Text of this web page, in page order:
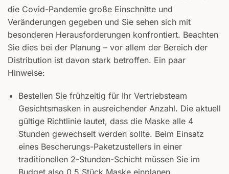
die Covid-Pandemie große Einschnitte und
Veränderungen gegeben und Sie sehen sich mit
besonderen Herausforderungen konfrontiert. Beachten
Sie dies bei der Planung – vor allem der Bereich der
Distribution ist davon stark betroffen. Ein paar
Hinweise:
Bestellen Sie frühzeitig für Ihr Vertriebsteam
Gesichtsmasken in ausreichender Anzahl. Die aktuell
gültige Richtlinie lautet, dass die Maske alle 4
Stunden gewechselt werden sollte. Beim Einsatz
eines Bescherungs-Paketzustellers in einer
traditionellen 2-Stunden-Schicht müssen Sie im